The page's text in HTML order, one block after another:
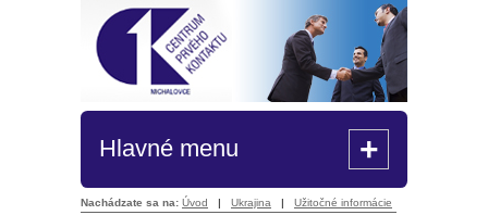
Hlavné menu +
Nachádzate sa na: Úvod | Ukrajina | Užitočné informácie